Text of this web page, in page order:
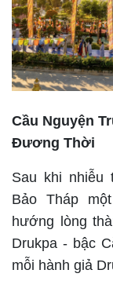
Cầu Nguyện
Đương Thời
Sau khi nhiễu
Bảo Tháp
hướng lòng
Drukpa - bậc
mỗi hành giả